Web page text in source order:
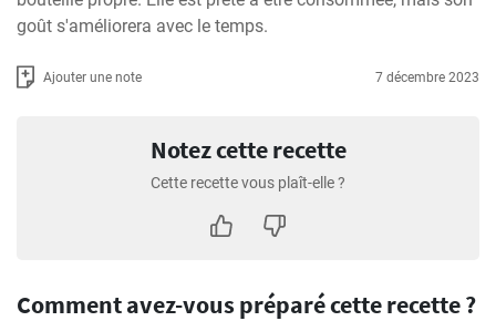
goût s'améliorera avec le temps.
Ajouter une note 7 décembre 2023
Notez cette recette
Cette recette vous plaît-elle ?
Comment avez-vous préparé cette recette ?